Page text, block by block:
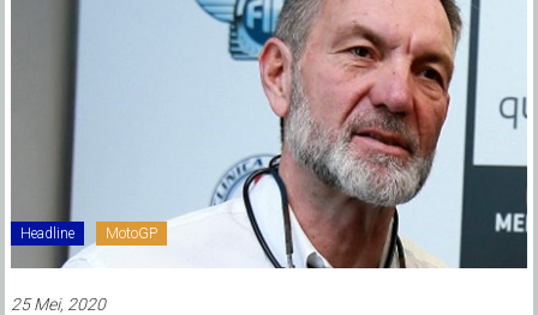
Headline MotoGP
25 Mei, 2020